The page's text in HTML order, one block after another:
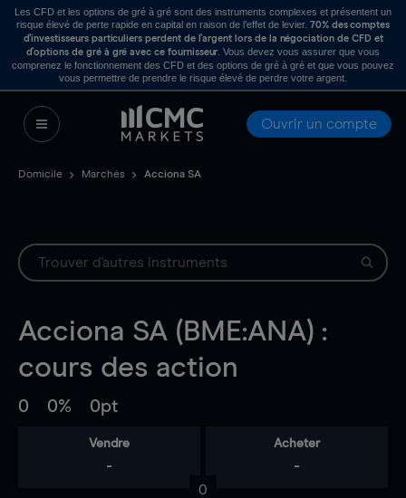
Les CFD et les options de gré à gré sont des instruments complexes et présentent un
risque élevé de perte rapide en capital en raison de l’effet de levier. 70% des comptes
d’investisseurs particuliers perdent de l’argent lors de la négociation de CFD et
d’options de gré à gré avec ce fournisseur . Vous devez vous assurer que vous
comprenez le fonctionnement des CFD et des options de gré à gré et que vous pouvez
vous permettre de prendre le risque élevé de perdre votre argent.
Ouvrir un compte
Domicile Marchés Acciona SA
Acciona SA (BME:ANA) :
cours des action
0 0% 0pt
Vendre
-
Acheter
-
0